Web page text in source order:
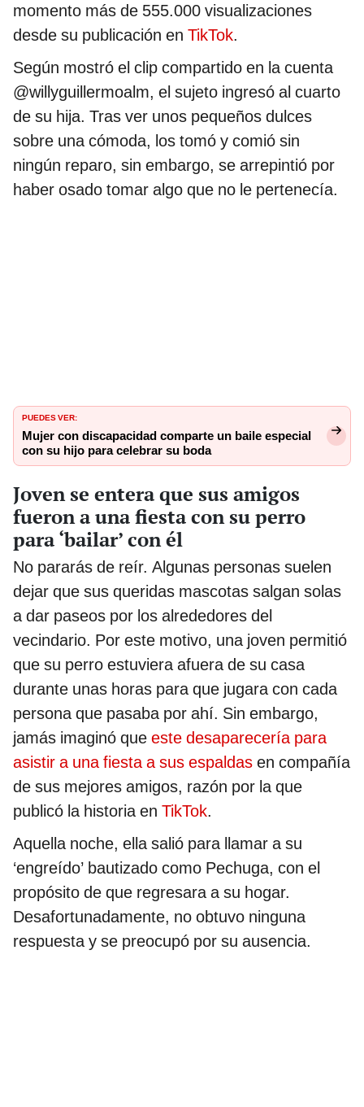
momento más de 555.000 visualizaciones
desde su publicación en TikTok.
Según mostró el clip compartido en la cuenta
@willyguillermoalm, el sujeto ingresó al cuarto
de su hija. Tras ver unos pequeños dulces
sobre una cómoda, los tomó y comió sin
ningún reparo, sin embargo, se arrepintió por
haber osado tomar algo que no le pertenecía.
PUEDES VER:
Mujer con discapacidad comparte un baile especial
con su hijo para celebrar su boda
Joven se entera que sus amigos
fueron a una fiesta con su perro
para ‘bailar’ con él
No pararás de reír. Algunas personas suelen
dejar que sus queridas mascotas salgan solas
a dar paseos por los alrededores del
vecindario. Por este motivo, una joven permitió
que su perro estuviera afuera de su casa
durante unas horas para que jugara con cada
persona que pasaba por ahí. Sin embargo,
jamás imaginó que este desaparecería para
asistir a una fiesta a sus espaldas en compañía
de sus mejores amigos, razón por la que
publicó la historia en TikTok.
Aquella noche, ella salió para llamar a su
‘engreído’ bautizado como Pechuga, con el
propósito de que regresara a su hogar.
Desafortunadamente, no obtuvo ninguna
respuesta y se preocupó por su ausencia.